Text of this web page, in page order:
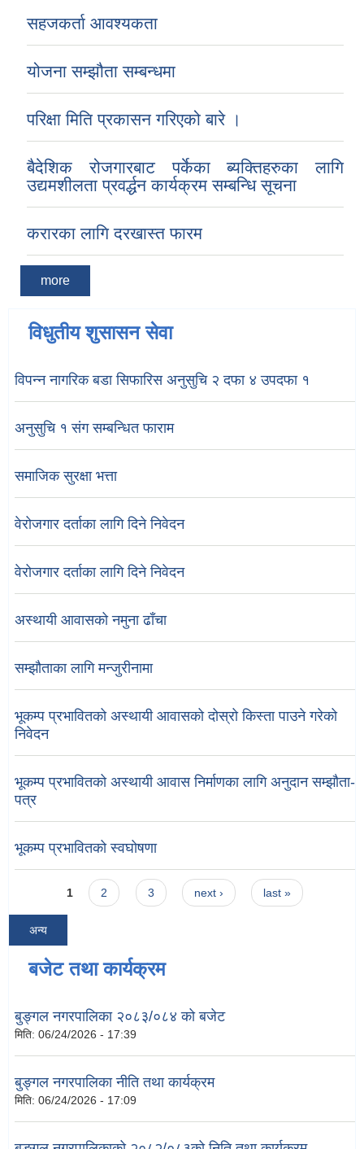
सहजकर्ता आवश्यकता
योजना सम्झौता सम्बन्धमा
परिक्षा मिति प्रकासन गरिएको बारे ।
बैदेशिक रोजगारबाट पर्केका ब्यक्तिहरुका लागि
उद्यमशीलता प्रवर्द्धन कार्यक्रम सम्बन्धि सूचना
करारका लागि दरखास्त फारम
more
विधुतीय शुसासन सेवा
विपन्न नागरिक बडा सिफारिस अनुसुचि २ दफा ४ उपदफा १
अनुसुचि १ संग सम्बन्धित फाराम
समाजिक सुरक्षा भत्ता
वेरोजगार दर्ताका लागि दिने निवेदन
वेरोजगार दर्ताका लागि दिने निवेदन
अस्थायी आवासको नमुना ढाँचा
सम्झौताका लागि मन्जुरीनामा
भूकम्प प्रभावितको अस्थायी आवासको दोस्रो किस्ता पाउने गरेको
निवेदन
भूकम्प प्रभावितको अस्थायी आवास निर्माणका लागि अनुदान सम्झौता-
पत्र
भूकम्प प्रभावितको स्वघोषणा
Pages
1 2 3 next › last »
अन्य
बजेट तथा कार्यक्रम
बुङ्गल नगरपालिका २०८३/०८४ को बजेट
मिति: 06/24/2026 - 17:39
बुङ्गल नगरपालिका नीति तथा कार्यक्रम
मिति: 06/24/2026 - 17:09